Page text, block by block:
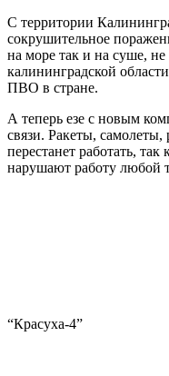
С территории
сокрушительное
на море так и на суше, не
калининградской
ПВО в стране.
А теперь езе с новым
связи. Ракеты, самолеты,
перестанет работать,
нарушают работу любой
“Красуха-4”